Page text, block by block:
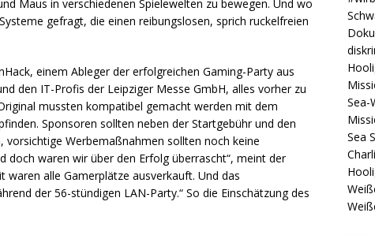
Maus in verschiedenen Spielewelten zu bewegen. Und wo
gefragt, die einen reibungslosen, sprich ruckelfreien
einem Ableger der erfolgreichen Gaming-Party aus
den IT-Profis der Leipziger Messe GmbH, alles vorher zu
mussten kompatibel gemacht werden mit dem
Sponsoren sollten neben der Startgebühr und den
vorsichtige Werbemaßnahmen sollten noch keine
doch waren wir über den Erfolg überrascht“, meint der
waren alle Gamerplätze ausverkauft. Und das
der 56-stündigen LAN-Party.“ So die Einschätzung des
Sea-
Sea